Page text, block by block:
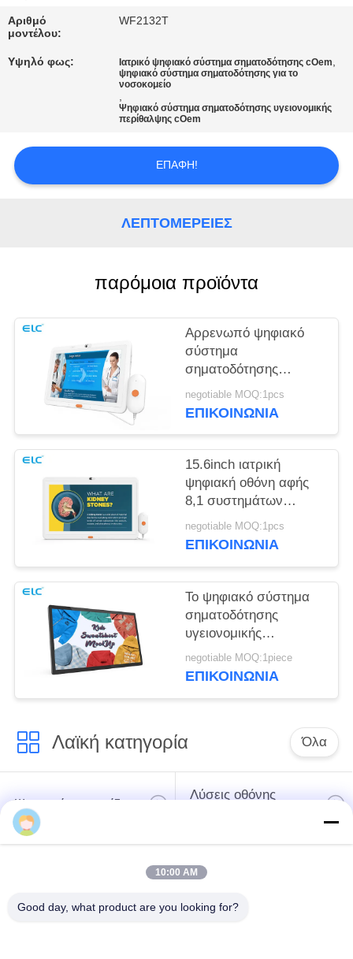
ΕΠΑΦΉ
ΜΕ
ΖΗΤΉΣΤΕ
ΑΠΌΣΠΑΣΜΑ
ΜΥΣΤΙΚΌΤΗΤΑΣ
Αριθμό
μοντέλου:
WF2132T
Υψηλό φως: Ιατρικό ψηφιακό σύστημα σηματοδότησης cOem,
ψηφιακό σύστημα σηματοδότησης για το
νοσοκομείο
,
Ψηφιακό σύστημα σηματοδότησης υγειονομικής
περίθαλψης cOem
ΕΠΑΦΉ!
ΛΕΠΤΟΜΈΡΕΙΕΣ
παρόμοια προϊόντα
Αρρενωπό ψηφιακό
σύστημα
σηματοδότησης
υγειονομικής
περίθαλψης 8,1
negotiable MOQ:1pcs
ΕΠΙΚΟΙΝΩΝΙΑ
15.6inch ιατρική
ψηφιακή οθόνη αφής
8,1 συστημάτων
σηματοδότησης
αρρενωπή για το
negotiable MOQ:1pcs
ΕΠΙΚΟΙΝΩΝΙΑ
Το ψηφιακό σύστημα
σηματοδότησης
υγειονομικής
περίθαλψης 21,5
ίντσας όλα σε έναν
negotiable MOQ:1piece
ΕΠΙΚΟΙΝΩΝΙΑ
Λαϊκή κατηγορία Όλα
Ψηφιακές πινακίδες
Λύσεις οθόνης
αφής
10:00 AM
Good day, what product are you looking for?